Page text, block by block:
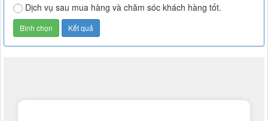
Dịch vụ sau mua hàng và chăm sóc khách hàng tốt.